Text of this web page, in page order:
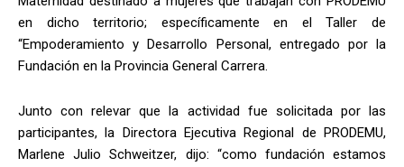
en dicho territorio; específicamente en el Taller de
“Empoderamiento y Desarrollo Personal, entregado por la
Fundación en la Provincia General Carrera.
Junto con relevar que la actividad fue solicitada por las
participantes, la Directora Ejecutiva Regional de PRODEMU,
Marlene Julio Schweitzer, dijo: “como fundación estamos